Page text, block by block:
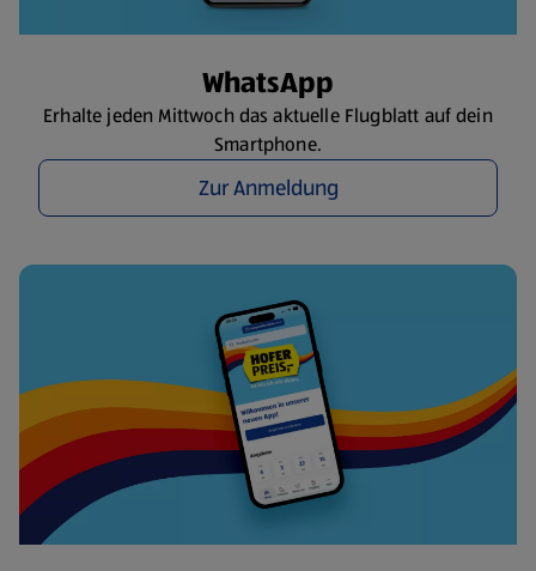
WhatsApp
Erhalte jeden Mittwoch das aktuelle Flugblatt auf dein
Smartphone.
Zur Anmeldung